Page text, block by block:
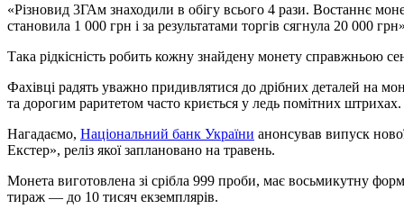
«Різновид 3ГАм знаходили в обігу всього 4 рази. Востаннє
становила 1 000 грн і за результатами торгів сягнула 20 000
Така рідкісність робить кожну знайдену монету справжньою
Фахівці радять уважно придивлятися до дрібних деталей на
та дорогим раритетом часто криється у ледь помітних штрихах.
Нагадаємо, Національний банк України анонсував випуск
Екстер», реліз якої заплановано на травень.
Монета виготовлена зі срібла 999 проби, має восьмикутну
тираж — до 10 тисяч екземплярів.